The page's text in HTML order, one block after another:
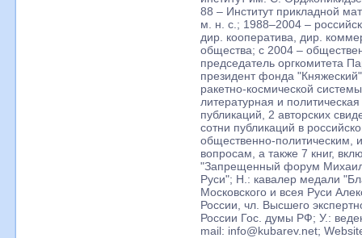
88 – Институт прикладной
м. н. с.; 1988–2004 –
дир. кооператива, дир.
общества; с 2004 –
председатель оргкомитета
президент фонда
ракетно-космической
литературная и
публикаций, 2 авторских
сотни публикаций в
общественно-политическим,
вопросам, а также 7 книг,
"Запрещенный форум
Руси"; Н.: кавалер медали
Московского и всея Руси
России, чл. Высшего
России Гос. думы РФ; У.:
mail: info@kubarev.net;